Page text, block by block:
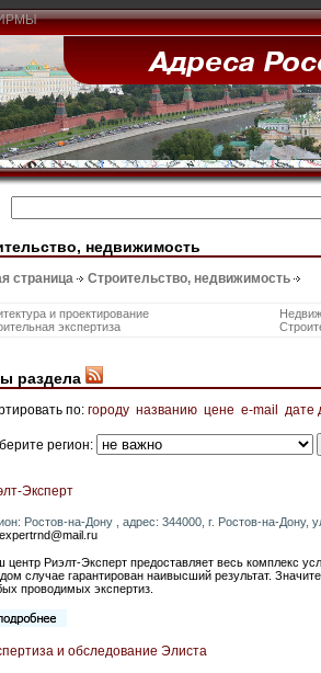
недвижимость
страница Строительство, недвижимость
и проектирование
экспертиза
раздела
по: городу названию цене e-mail дате
регион:
Эксперт
Ростов-на-Дону , адрес: 344000, г. Ростов-на-
центр Риэлт-Эксперт предоставляет весь комплекс
случае гарантирован наивысший результат.
проводимых экспертиз.
и обследование Элиста